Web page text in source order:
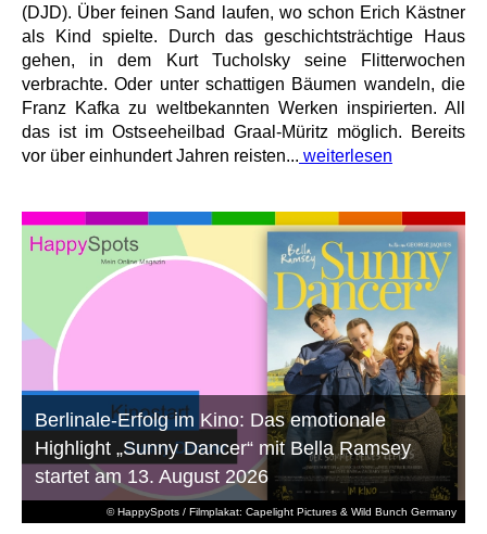
(DJD). Über feinen Sand laufen, wo schon Erich Kästner
als Kind spielte. Durch das geschichtsträchtige Haus
gehen, in dem Kurt Tucholsky seine Flitterwochen
verbrachte. Oder unter schattigen Bäumen wandeln, die
Franz Kafka zu weltbekannten Werken inspirierten. All
das ist im Ostseeheilbad Graal-Müritz möglich. Bereits
vor über einhundert Jahren reisten... weiterlesen
© HappySpots / Filmplakat: Capelight Pictures & Wild Bunch Germany
Berlinale-Erfolg im Kino: Das emotionale
Highlight „Sunny Dancer“ mit Bella Ramsey
startet am 13. August 2026